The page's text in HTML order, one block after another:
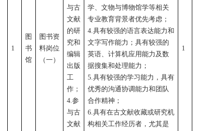
1
图
书
馆
图书资
料岗位
（一）
与古
文献
的研
究和
编辑
出版
工
作；
4.参
与古
文献
学、文物与博物馆学等相关
专业教育背景者优先考虑；
4.具有较强的语言表达能力和
文字写作能力；具有较强的
英语、计算机应用能力及数
据搜集和处理能力；
5.具有较强的学习能力，具有
优秀的沟通协调能力和团队
合作精神；
6.具有在古文献收藏或研究机
构相关工作经历者，尤其是
1